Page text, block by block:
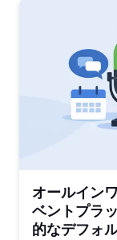
オールイン
ベントプラ
的なデフォ